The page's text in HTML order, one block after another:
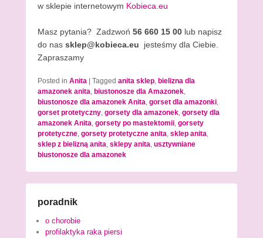
w sklepie internetowym Kobieca.eu
Masz pytania? Zadzwoń 56 660 15 00 lub napisz
do nas sklep@kobieca.eu
jesteśmy dla Ciebie.
Zapraszamy
Posted in Anita Tagged anita sklep, bielizna dla
amazonek anita, biustonosze dla Amazonek,
biustonosze dla amazonek Anita, gorset dla amazonki,
gorset protetyczny, gorsety dla amazonek, gorsety dla
amazonek Anita, gorsety po mastektomii, gorsety
protetyczne, gorsety protetyczne anita, sklep anita,
sklep z bielizną anita, sklepy anita, usztywniane
biustonosze dla amazonek
poradnik
o chorobie
profilaktyka raka piersi